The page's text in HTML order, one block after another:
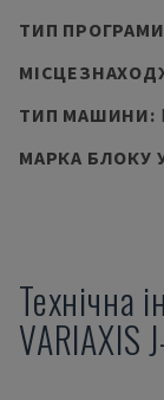
ТИП ПРОГРАМИ
ТИП МАШИНИ:
МАРКА БЛОКУ
Технічна
VARIAXIS